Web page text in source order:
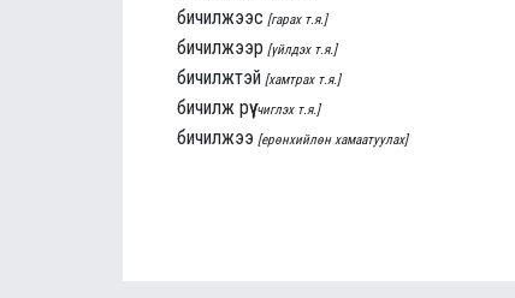
бичилжээс [гарах т.я.]
бичилжээр [үйлдэх т.я.]
бичилжтэй [хамтрах т.я.]
бичилж рүү [чиглэх т.я.]
бичилжээ [ерөнхийлөн хамаатуулах]